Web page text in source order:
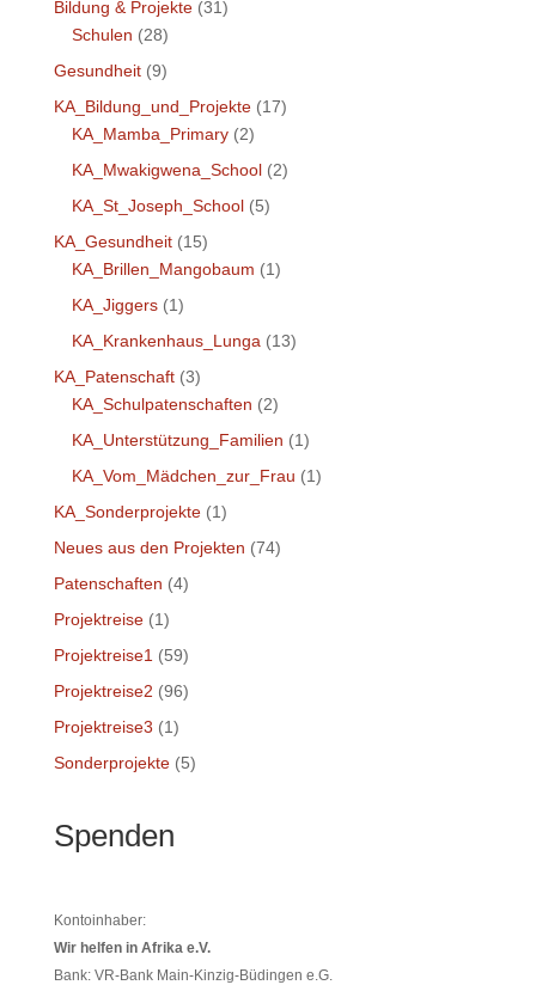
Bildung & Projekte(31)
Schulen (28)
Gesundheit(9)
KA_Bildung_und_Projekte(17)
KA_Mamba_Primary(2)
KA_Mwakigwena_School(2)
KA_St_Joseph_School(5)
KA_Gesundheit(15)
KA_Brillen_Mangobaum (1)
KA_Jiggers(1)
KA_Krankenhaus_Lunga (13)
KA_Patenschaft(3)
KA_Schulpatenschaften (2)
KA_Unterstützung_Familien (1)
KA_Vom_Mädchen_zur_Frau (1)
KA_Sonderprojekte(1)
Neues aus den Projekten (74)
Patenschaften (4)
Projektreise(1)
Projektreise1 (59)
Projektreise2 (96)
Projektreise3 (1)
Sonderprojekte(5)
Spenden
Kontoinhaber:
Wir helfen in Afrika e.V.
Bank: VR-Bank Main-Kinzig-Büdingen e.G.